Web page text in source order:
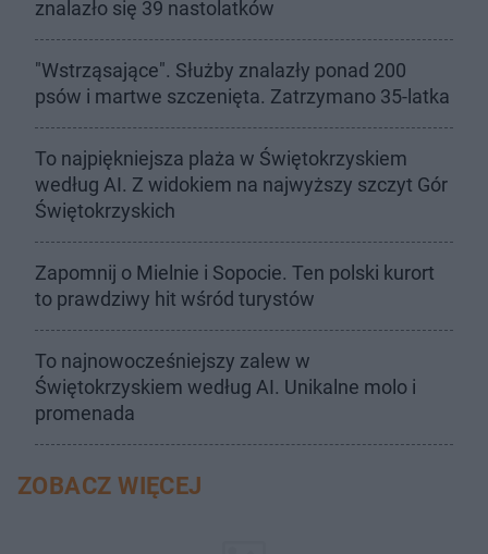
znalazło się 39 nastolatków
"Wstrząsające". Służby znalazły ponad 200
psów i martwe szczenięta. Zatrzymano 35-latka
To najpiękniejsza plaża w Świętokrzyskiem
według AI. Z widokiem na najwyższy szczyt Gór
Świętokrzyskich
Zapomnij o Mielnie i Sopocie. Ten polski kurort
to prawdziwy hit wśród turystów
To najnowocześniejszy zalew w
Świętokrzyskiem według AI. Unikalne molo i
promenada
ZOBACZ WIĘCEJ